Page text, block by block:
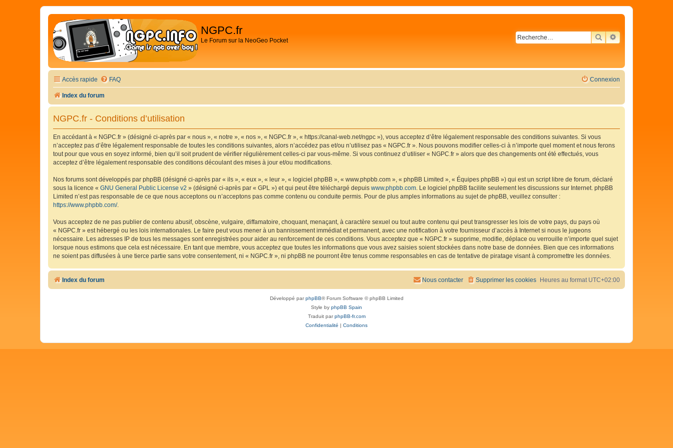
NGPC.fr
Le Forum sur la NeoGeo Pocket RECHERCHER
RECHERCHE
Accès rapide FAQ Connexion
Index du forum
NGPC.fr - Conditions d’utilisation
En accédant à « NGPC.fr » (désigné ci-après par « nous », « notre », « nos », « NGPC.fr », « https://canal-web.net/ngpc »), vous acceptez d’être légalement responsable des conditions suivantes. Si vous
n’acceptez pas d’être légalement responsable de toutes les conditions suivantes, alors n’accédez pas et/ou n’utilisez pas « NGPC.fr ». Nous pouvons modifier celles-ci à n’importe quel moment et nous ferons
tout pour que vous en soyez informé, bien qu’il soit prudent de vérifier régulièrement celles-ci par vous-même. Si vous continuez d’utiliser « NGPC.fr » alors que des changements ont été effectués, vous
acceptez d’être légalement responsable des conditions découlant des mises à jour et/ou modifications.
Nos forums sont développés par phpBB (désigné ci-après par « ils », « eux », « leur », « logiciel phpBB », « www.phpbb.com », « phpBB Limited », « Équipes phpBB ») qui est un script libre de forum, déclaré
sous la licence « GNU General Public License v2 » (désigné ci-après par « GPL ») et qui peut être téléchargé depuis www.phpbb.com. Le logiciel phpBB facilite seulement les discussions sur Internet. phpBB
Limited n’est pas responsable de ce que nous acceptons ou n’acceptons pas comme contenu ou conduite permis. Pour de plus amples informations au sujet de phpBB, veuillez consulter :
https://www.phpbb.com/.
Vous acceptez de ne pas publier de contenu abusif, obscène, vulgaire, diffamatoire, choquant, menaçant, à caractère sexuel ou tout autre contenu qui peut transgresser les lois de votre pays, du pays où
« NGPC.fr » est hébergé ou les lois internationales. Le faire peut vous mener à un bannissement immédiat et permanent, avec une notification à votre fournisseur d’accès à Internet si nous le jugeons
nécessaire. Les adresses IP de tous les messages sont enregistrées pour aider au renforcement de ces conditions. Vous acceptez que « NGPC.fr » supprime, modifie, déplace ou verrouille n’importe quel sujet
lorsque nous estimons que cela est nécessaire. En tant que membre, vous acceptez que toutes les informations que vous avez saisies soient stockées dans notre base de données. Bien que ces informations
ne soient pas diffusées à une tierce partie sans votre consentement, ni « NGPC.fr », ni phpBB ne pourront être tenus comme responsables en cas de tentative de piratage visant à compromettre les données.
Index du forum Heures au format UTC+02:00
Supprimer les cookies
Nous contacter
Développé parphpBB® Forum Software © phpBB Limited
Style by phpBB Spain
Traduit parphpBB-fr.com
Confidentialité
Conditions